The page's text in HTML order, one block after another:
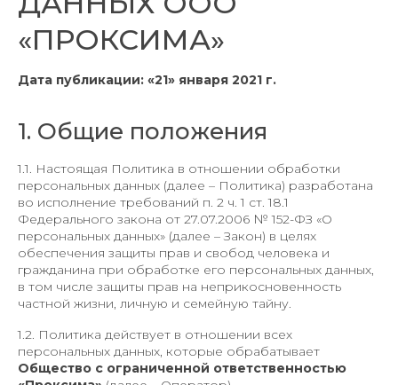
«ПРОКСИМА»
Дата публикации: «21» января 2021 г.
1. Общие положения
1.1. Настоящая Политика в отношении обработки
персональных данных (далее – Политика) разработана
во исполнение требований п. 2 ч. 1 ст. 18.1
Федерального закона от 27.07.2006 № 152-ФЗ «О
персональных данных» (далее – Закон) в целях
обеспечения защиты прав и свобод человека и
гражданина при обработке его персональных данных,
в том числе защиты прав на неприкосновенность
частной жизни, личную и семейную тайну.
1.2. Политика действует в отношении всех
персональных данных, которые обрабатывает
Общество с ограниченной ответственностью